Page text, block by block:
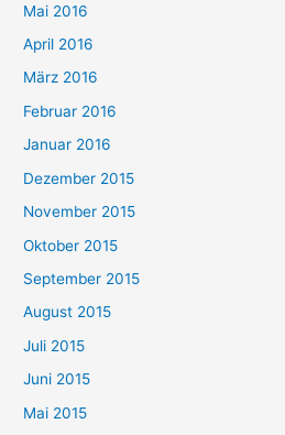
Mai 2016
April 2016
März 2016
Februar 2016
Januar 2016
Dezember 2015
November 2015
Oktober 2015
September 2015
August 2015
Juli 2015
Juni 2015
Mai 2015